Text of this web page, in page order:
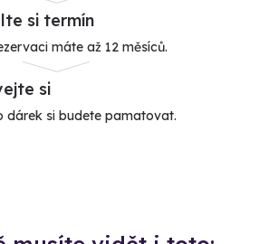
si termín
máte až 12 měsíců.
si
dárek si budete pamatovat.